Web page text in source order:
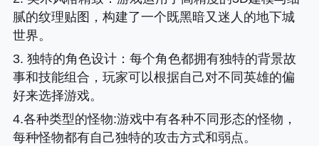
腻的纹理贴图，构建了一个既黑暗又迷人的地下城
世界。
3. 独特的角色设计：每个角色都拥有独特的背景故
事和技能组合，玩家可以根据自己对不同英雄的偏
好来选择游戏。
4.各种类型的怪物:游戏中有各种不同形态的怪物，
每种怪物都有自己独特的攻击方式和弱点。